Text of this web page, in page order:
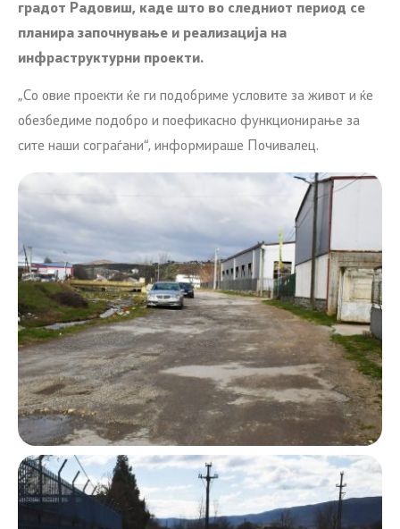
градот Радовиш, каде што во следниот период се
планира започнување и реализација на
инфраструктурни проекти.
„Со овие проекти ќе ги подобриме условите за живот и ќе
обезбедиме подобро и поефикасно функционирање за
сите наши сограѓани“, информираше Почивалец.